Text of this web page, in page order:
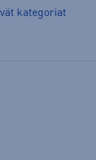
kategoriat